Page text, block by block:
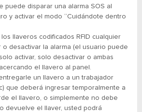
puede disparar una alarma SOS al
y activar el modo “Cuidándote dentro
los llaveros codificados RFID cualquier
o desactivar la alarma (el usuario puede
activar, solo desactivar o ambas
el llavero al panel.
un llavero a un trabajador
que deberá ingresar temporalmente a
el llavero, o simplemente no debe
devuelve el llaver, usted podrá